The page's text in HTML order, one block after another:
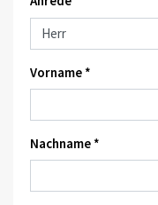
Vorname *
Nachname *